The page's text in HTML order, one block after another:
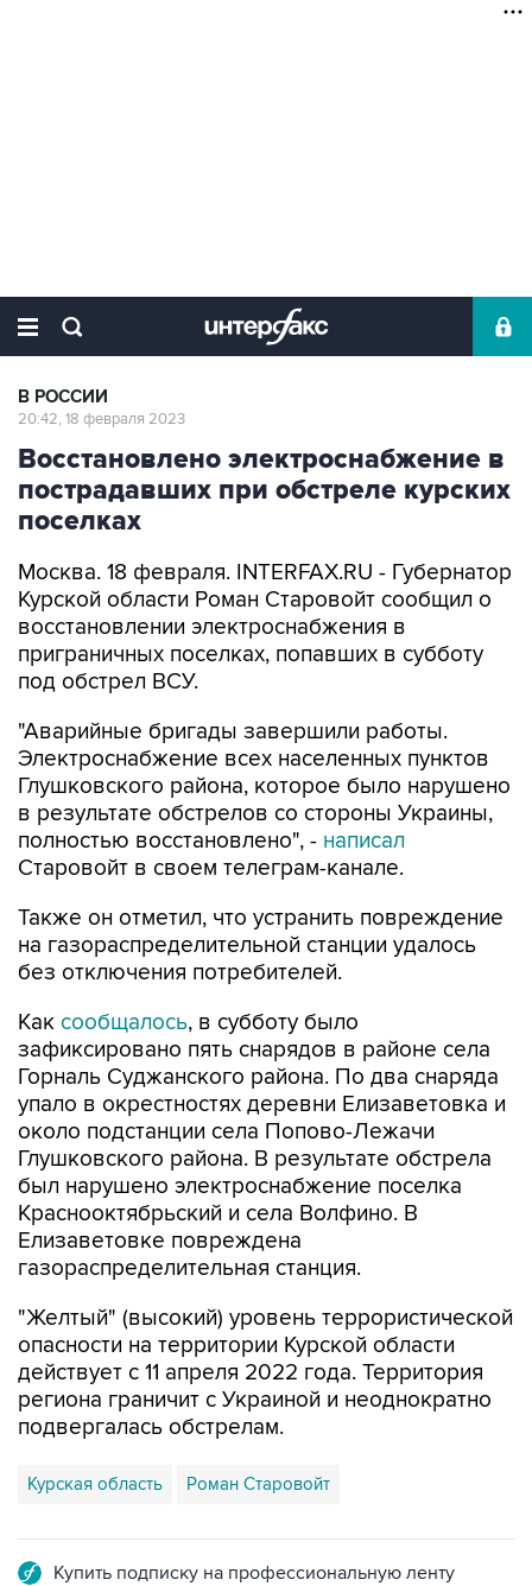
В РОССИИ
20:42, 18 февраля 2023
Восстановлено электроснабжение в
пострадавших при обстреле курских
поселках
Москва. 18 февраля. INTERFAX.RU - Губернатор
Курской области Роман Старовойт сообщил о
восстановлении электроснабжения в
приграничных поселках, попавших в субботу
под обстрел ВСУ.
"Аварийные бригады завершили работы.
Электроснабжение всех населенных пунктов
Глушковского района, которое было нарушено
в результате обстрелов со стороны Украины,
полностью восстановлено", - написал
Старовойт в своем телеграм-канале.
Также он отметил, что устранить повреждение
на газораспределительной станции удалось
без отключения потребителей.
Как сообщалось, в субботу было
зафиксировано пять снарядов в районе села
Горналь Суджанского района. По два снаряда
упало в окрестностях деревни Елизаветовка и
около подстанции села Попово-Лежачи
Глушковского района. В результате обстрела
был нарушено электроснабжение поселка
Краснооктябрьский и села Волфино. В
Елизаветовке повреждена
газораспределительная станция.
"Желтый" (высокий) уровень террористической
опасности на территории Курской области
действует с 11 апреля 2022 года. Территория
региона граничит с Украиной и неоднократно
подвергалась обстрелам.
Курская область Роман Старовойт
Купить подписку на профессиональную ленту